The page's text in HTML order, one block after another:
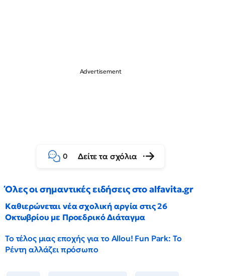
0 Δείτε τα σχόλια
Όλες οι σημαντικές ειδήσεις στο alfavita.gr
Καθιερώνεται νέα σχολική αργία στις 26
Οκτωβρίου με Προεδρικό Διάταγμα
Το τέλος μιας εποχής για το Allou! Fun Park: Το
Ρέντη αλλάζει πρόσωπο